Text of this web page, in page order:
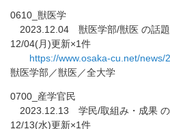
0610_獣医学
2023.12.04 獣医学
12/04(月)更新×1件
https://www.osaka-cu.net/news/
獣医学部／獣医／全大学
0700_産学官民
2023.12.13 学民/取組
12/13(水)更新×1件